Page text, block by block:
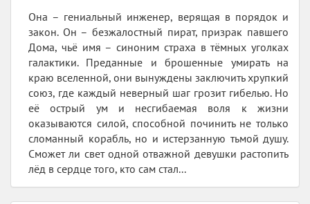
Она – гениальный инженер, верящая в порядок и
закон. Он – безжалостный пират, призрак павшего
Дома, чьё имя – синоним страха в тёмных уголках
галактики. Преданные и брошенные умирать на
краю вселенной, они вынуждены заключить хрупкий
союз, где каждый неверный шаг грозит гибелью. Но
её острый ум и несгибаемая воля к жизни
оказываются силой, способной починить не только
сломанный корабль, но и истерзанную тьмой душу.
Сможет ли свет одной отважной девушки растопить
лёд в сердце того, кто сам стал...